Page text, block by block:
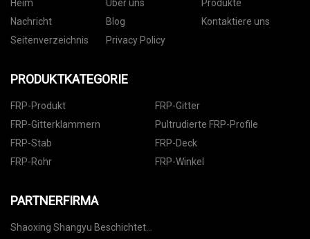
Heim Über uns
Produkte
Nachricht
Blog
Kontaktiere uns
Seitenverzeichnis
Privacy Policy
PRODUKTKATEGORIE
FRP-Produkt
FRP-Gitter
FRP-Gitterklammern
Pultrudierte FRP-Profile
FRP-Stab
FRP-Deck
FRP-Rohr
FRP-Winkel
PARTNERFIRMA
Shaoxing Shangyu Beschichtet